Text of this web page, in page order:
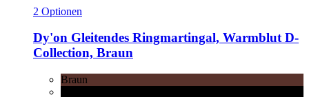
2 Optionen
Dy'on Gleitendes Ringmartingal, Warmblut D-​
Collection, Braun
Braun